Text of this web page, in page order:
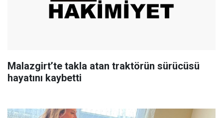
Malazgirt’te takla atan traktörün sürücüsü
hayatını kaybetti